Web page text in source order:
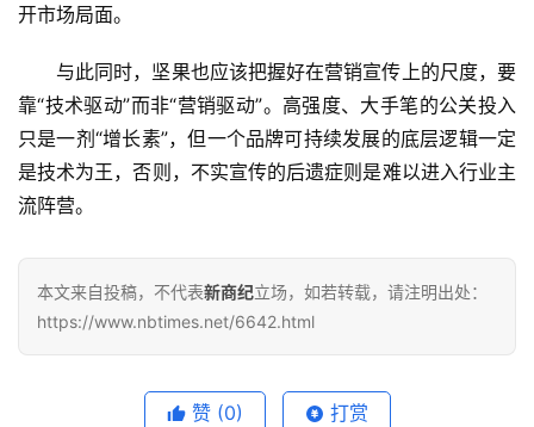
开市场局面。
与此同时，坚果也应该把握好在营销宣传上的尺度，要
靠“技术驱动”而非“营销驱动”。高强度、大手笔的公关投入
只是一剂“增长素”，但一个品牌可持续发展的底层逻辑一定
是技术为王，否则，不实宣传的后遗症则是难以进入行业主
流阵营。
本文来自投稿，不代表新商纪立场，如若转载，请注明出处：
https://www.nbtimes.net/6642.html
赞 (0) 打赏